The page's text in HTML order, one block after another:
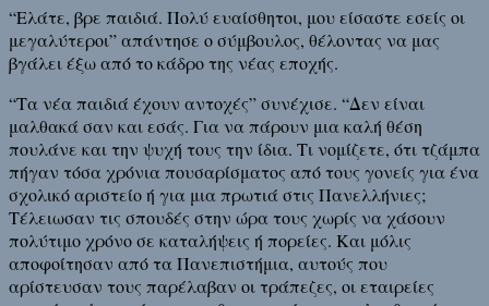
“Ελάτε, βρε παιδιά. Πολύ ευαίσθητοι, μου είσαστε εσείς οι
μεγαλύτεροι” απάντησε ο σύμβουλος, θέλοντας να μας
βγάλει έξω από το κάδρο της νέας εποχής.
“Τα νέα παιδιά έχουν αντοχές” συνέχισε. “Δεν είναι
μαλθακά σαν και εσάς. Για να πάρουν μια καλή θέση
πουλάνε και την ψυχή τους την ίδια. Τι νομίζετε, ότι τζάμπα
πήγαν τόσα χρόνια πουσαρίσματος από τους γονείς για ένα
σχολικό αριστείο ή για μια πρωτιά στις Πανελλήνιες;
Τέλειωσαν τις σπουδές στην ώρα τους χωρίς να χάσουν
πολύτιμο χρόνο σε καταλήψεις ή πορείες. Και μόλις
αποφοίτησαν από τα Πανεπιστήμια, αυτούς που
αρίστευσαν τους παρέλαβαν οι τράπεζες, οι εταιρείες